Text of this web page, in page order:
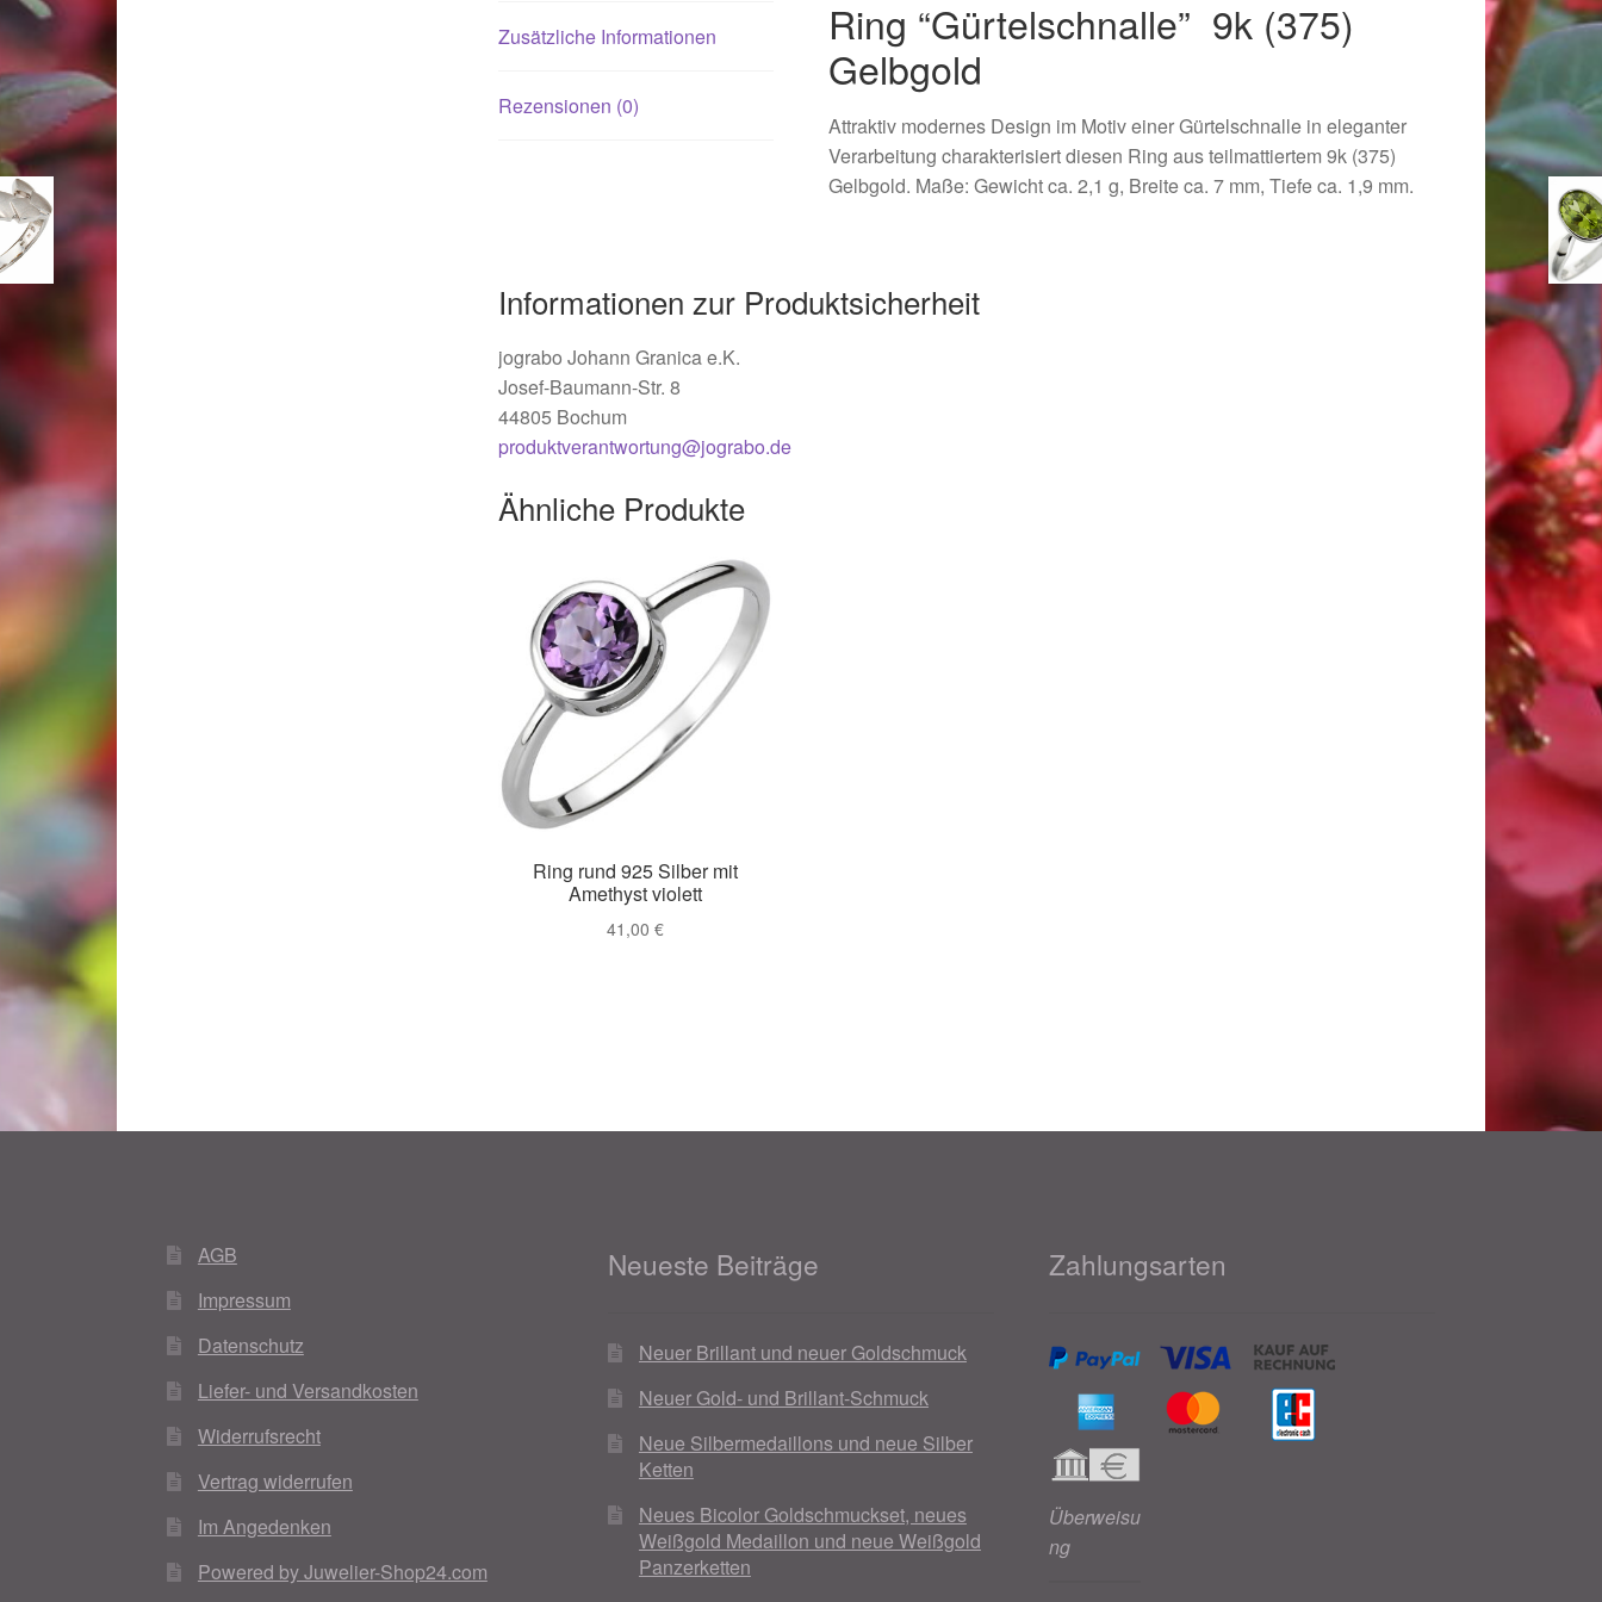
Zusätzliche Informationen
Rezensionen (0)
Ring “Gürtelschnalle” 9k (375)
Gelbgold
Attraktiv modernes Design im Motiv einer Gürtelschnalle in eleganter
Verarbeitung charakterisiert diesen Ring aus teilmattiertem 9k (375)
Gelbgold. Maße: Gewicht ca. 2,1 g, Breite ca. 7 mm, Tiefe ca. 1,9 mm.
Informationen zur Produktsicherheit
jograbo Johann Granica e.K.
Josef-Baumann-Str. 8
44805 Bochum
produktverantwortung@jograbo.de
Ähnliche Produkte
Ring rund 925 Silber mit
Amethyst violett
41,00€
AGB
Impressum
Datenschutz
Liefer- und Versandkosten
Widerrufsrecht
Vertrag widerrufen
Im Angedenken
Powered by Juwelier-Shop24.com
Neueste Beiträge
Neuer Brillant und neuer Goldschmuck
Neuer Gold- und Brillant-Schmuck
Neue Silbermedaillons und neue Silber
Ketten
Neues Bicolor Goldschmuckset, neues
Weißgold Medaillon und neue Weißgold
Panzerketten
Zahlungsarten
Überweisu
ng